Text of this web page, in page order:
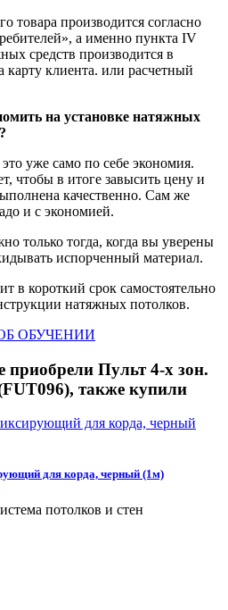
товара производится согласно
а именно пункта IV
средств производится в
карту клиента. или расчетный
на установке натяжных
уже само по себе экономия.
чтобы в итоге завысить цену и
качественно. Сам же
и с экономией.
только тогда, когда вы уверены
испорченный материал.
в короткий срок самостоятельно
натяжных потолков.
ОБУЧЕНИИ
приобрели Пульт 4-х зон.
также купили
для корда, черный (1м)
потолков и стен